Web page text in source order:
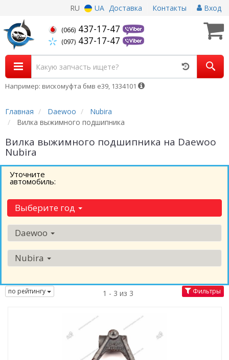
RU UA Доставка Контакты Вход
(066) 437-17-47
(097) 437-17-47
Например: вискомуфта бмв е39, 1334101
Главная Daewoo
Nubira
Вилка выжимного подшипника
Вилка выжимного подшипника на Daewoo
Nubira
Уточните
автомобиль:
Выберите год
Daewoo
Nubira
по рейтингу 1 - 3 из 3 Фильтры